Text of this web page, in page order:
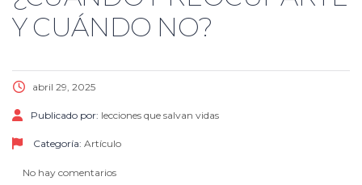
Y CUÁNDO NO?
abril 29, 2025
Publicado por: lecciones que salvan vidas
Categoría: Artículo
No hay comentarios